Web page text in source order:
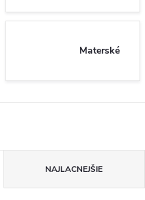
Materské
NAJLACNEJŠIE